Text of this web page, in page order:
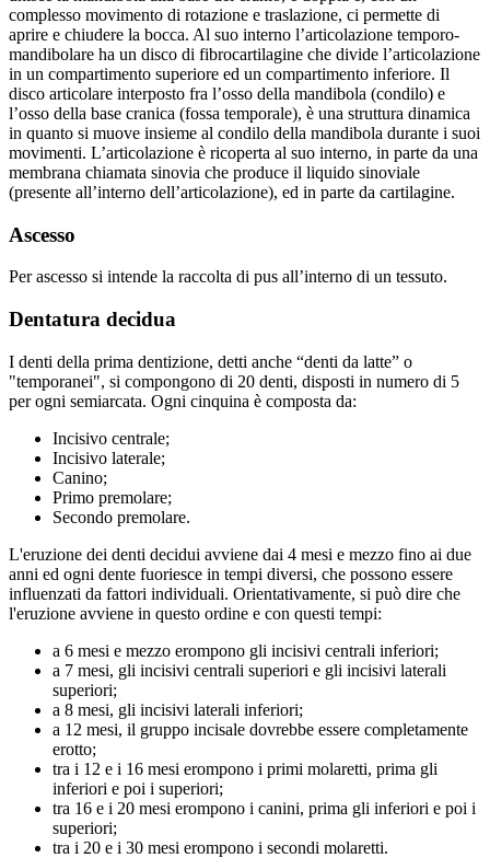
complesso movimento di rotazione e traslazione, ci permette di
aprire e chiudere la bocca. Al suo interno l’articolazione temporo-
mandibolare ha un disco di fibrocartilagine che divide l’articolazione
in un compartimento superiore ed un compartimento inferiore. Il
disco articolare interposto fra l’osso della mandibola (condilo) e
l’osso della base cranica (fossa temporale), è una struttura dinamica
in quanto si muove insieme al condilo della mandibola durante i suoi
movimenti. L’articolazione è ricoperta al suo interno, in parte da una
membrana chiamata sinovia che produce il liquido sinoviale
(presente all’interno dell’articolazione), ed in parte da cartilagine.
Ascesso
Per ascesso si intende la raccolta di pus all’interno di un tessuto.
Dentatura decidua
I denti della prima dentizione, detti anche “denti da latte” o
"temporanei", si compongono di 20 denti, disposti in numero di 5
per ogni semiarcata. Ogni cinquina è composta da:
Incisivo centrale;
Incisivo laterale;
Canino;
Primo premolare;
Secondo premolare.
L'eruzione dei denti decidui avviene dai 4 mesi e mezzo fino ai due
anni ed ogni dente fuoriesce in tempi diversi, che possono essere
influenzati da fattori individuali. Orientativamente, si può dire che
l'eruzione avviene in questo ordine e con questi tempi:
a 6 mesi e mezzo erompono gli incisivi centrali inferiori;
a 7 mesi, gli incisivi centrali superiori e gli incisivi laterali
superiori;
a 8 mesi, gli incisivi laterali inferiori;
a 12 mesi, il gruppo incisale dovrebbe essere completamente
erotto;
tra i 12 e i 16 mesi erompono i primi molaretti, prima gli
inferiori e poi i superiori;
tra 16 e i 20 mesi erompono i canini, prima gli inferiori e poi i
superiori;
tra i 20 e i 30 mesi erompono i secondi molaretti.